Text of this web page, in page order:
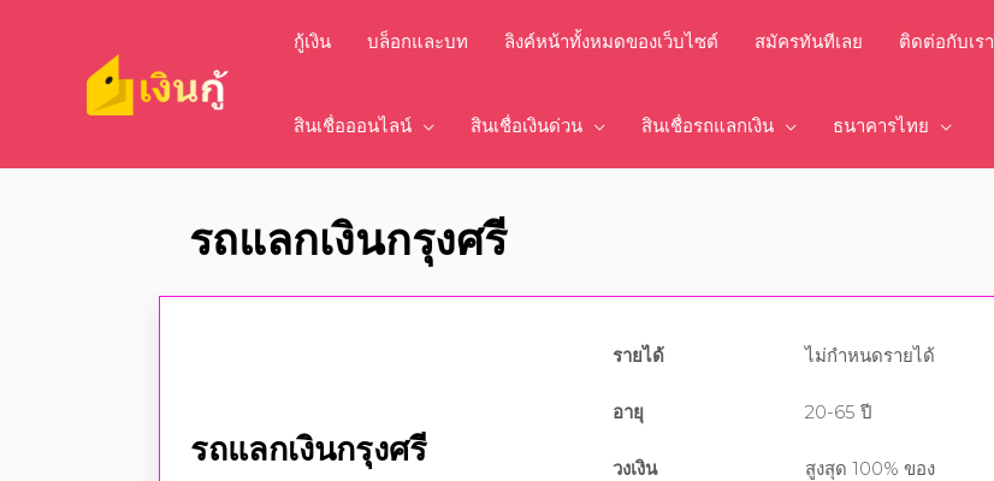
กู้เงิน บล็อกและบท ลิงค์หน้าทั้งหมดของเว็บไซต์ สมัครทันทีเลย ติดต่อกับเรา
สินเชื่อออนไลน์ สินเชื่อเงินด่วน สินเชื่อรถแลกเงิน ธนาคารไทย
รถแลกเงินกรุงศรี
รถแลกเงินกรุงศรี
รายได้ ไม่กำหนดรายได้
อายุ 20-65 ปี
วงเงิน
สูงสุด 100% ของ